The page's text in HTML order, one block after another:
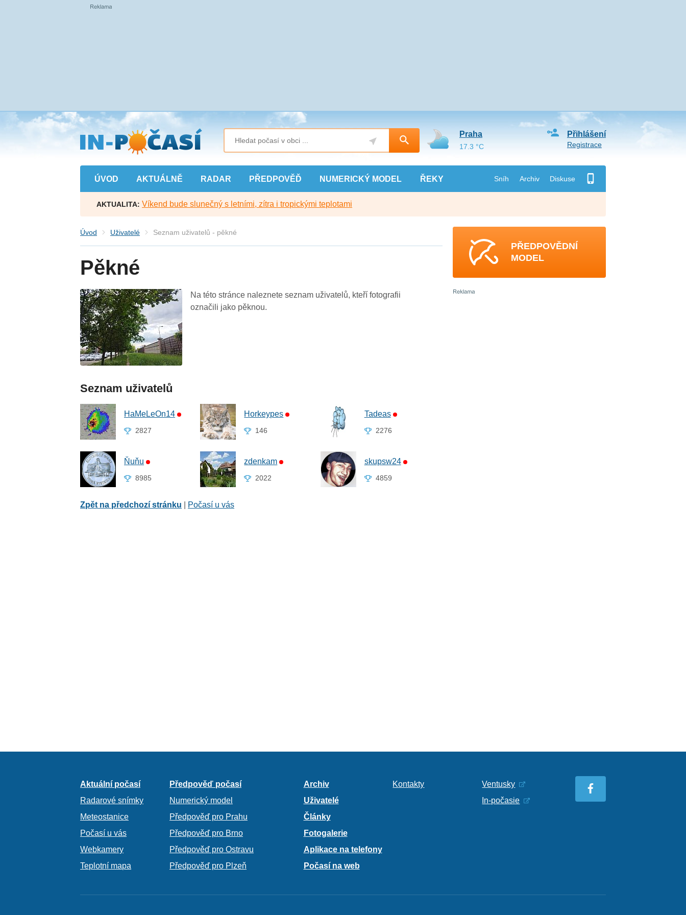
Přejít
na
hlavní
obsah
ÚVOD AKTUÁLNĚ RADAR PŘEDPOVĚĎ NUMERICKÝ MODEL ŘEKY Sníh Archiv Diskuse
Přihlášení
Registrace
Praha
17.3 °C
AKTUALITA: Víkend bude slunečný s letními, zítra i tropickými teplotami
Úvod Uživatelé Seznam uživatelů - pěkné
Pěkné
Na této stránce naleznete seznam uživatelů, kteří fotografii
označili jako pěknou.
Seznam uživatelů
HaMeLeOn14
2827
Horkeypes
146
Tadeas
2276
Ňuňu
8985
zdenkam
2022
skupsw24
4859
Zpět na předchozí stránku Počasí u vás
PŘEDPOVĚDNÍ
MODEL
Aktuální počasí
Radarové snímky
Meteostanice
Počasí u vás
Webkamery
Teplotní mapa
Předpověď počasí
Numerický model
Předpověď pro Prahu
Předpověď pro Brno
Předpověď pro Ostravu
Předpověď pro Plzeň
Archiv
Uživatelé
Články
Fotogalerie
Aplikace na telefony
Počasí na web
Kontakty
Ventusky
In-počasie